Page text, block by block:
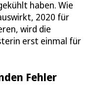
haben. Wie
2020 für
wird die
erst einmal für
Fehler